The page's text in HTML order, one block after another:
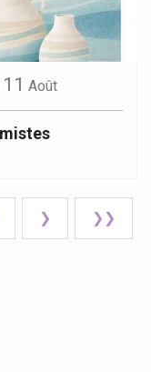
11 Août
❯ ❯❯